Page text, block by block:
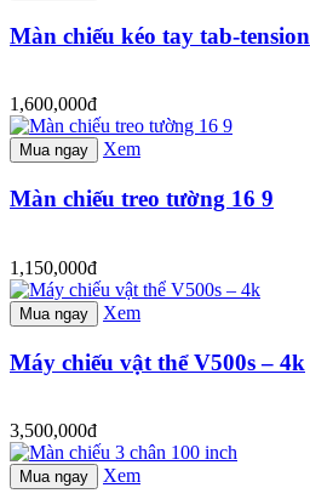
Màn chiếu kéo tay tab-tension
1,600,000đ
Mua ngay Xem
Màn chiếu treo tường 16 9
1,150,000đ
Mua ngay Xem
Máy chiếu vật thể V500s – 4k
3,500,000đ
Mua ngay Xem